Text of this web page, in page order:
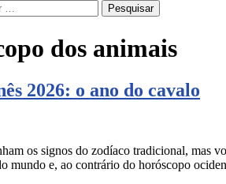
dos animais
2026: o ano do cavalo
os signos do zodíaco tradicional, mas
mundo e, ao contrário do horóscopo